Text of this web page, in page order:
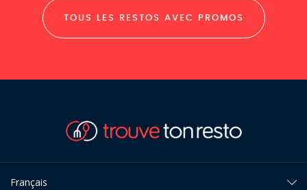
TOUS LES RESTOS AVEC PROMOS
Français